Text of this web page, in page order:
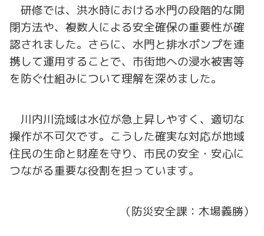
研修では、洪水時における水門の段階的な開
閉方法や、複数人による安全確保の重要性が確
認されました。さらに、水門と排水ポンプを連
携して運用することで、市街地への浸水被害等
を防ぐ仕組みについて理解を深めました。
川内川流域は水位が急上昇しやすく、適切な
操作が不可欠です。こうした確実な対応が地域
住民の生命と財産を守り、市民の安全・安心に
つながる重要な役割を担っています。
（防災安全課：木場義勝）